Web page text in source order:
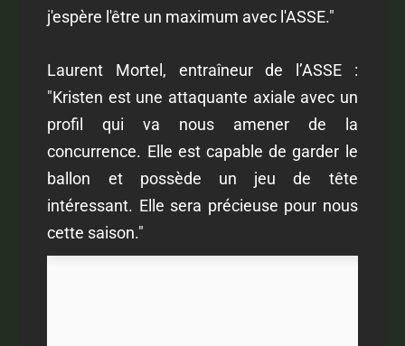
j'espère l'être un maximum avec l'ASSE."
Laurent Mortel, entraîneur de l’ASSE :
"Kristen est une attaquante axiale avec un
profil qui va nous amener de la
concurrence. Elle est capable de garder le
ballon et possède un jeu de tête
intéressant. Elle sera précieuse pour nous
cette saison."